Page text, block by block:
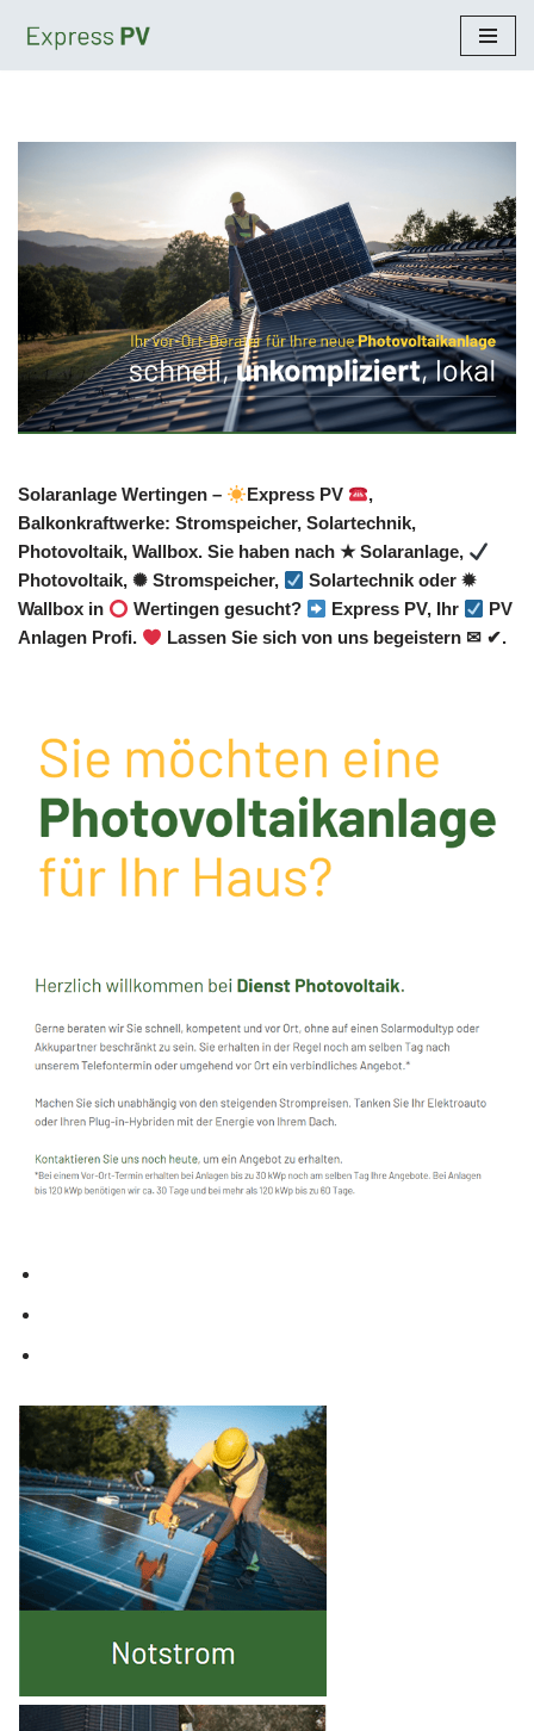
Solaranlage Wertingen – Express PV
,
Balkonkraftwerke: Stromspeicher, Solartechnik,
Photovoltaik, Wallbox. Sie haben nach ★ Solaranlage,
Photovoltaik, ✺ Stromspeicher,
Solartechnik oder ✹
Wallbox in
Wertingen gesucht? Express PV, Ihr
PV
Anlagen Profi.
Lassen Sie sich von uns begeistern ✉ ✔.